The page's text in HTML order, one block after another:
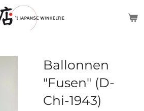
Ballonnen
"Fusen" (D-
Chi-1943)